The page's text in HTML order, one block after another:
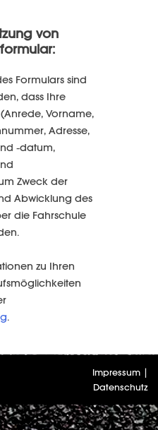
von
Formulars sind
dass Ihre
Vorname,
Adresse,
-datum,
Zweck der
Abwicklung des
die Fahrschule
zu Ihren
.
Impressum |
Datenschutz